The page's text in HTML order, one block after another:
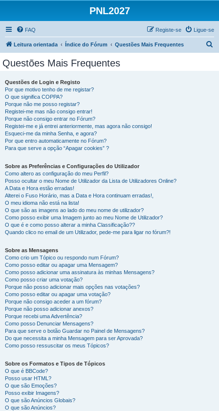
PNL2027
FAQ Ligue-se
Registe-se
Leitura orientada Índice do Fórum Questões Mais Frequentes
Questões Mais Frequentes
Questões de Login e Registo
Por que motivo tenho de me registar?
O que significa COPPA?
Porque não me posso registar?
Registei-me mas não consigo entrar!
Porque não consigo entrar no Fórum?
Registei-me e já entrei anteriormente, mas agora não consigo!
Esqueci-me da minha Senha, e agora?
Por que entro automaticamente no Fórum?
Para que serve a opção “Apagar cookies” ?
Sobre as Preferências e Configurações do Utilizador
Como altero as configuração do meu Perfil?
Posso ocultar o meu Nome de Utilizador da Lista de Utilizadores Online?
A Data e Hora estão erradas!
Alterei o Fuso Horário, mas a Data e Hora continuam erradas!,
O meu idioma não está na lista!
O que são as imagens ao lado do meu nome de utilizador?
Como posso exibir uma Imagem junto ao meu Nome de Utilizador?
O que é e como posso alterar a minha Classificação??
Quando clico no email de um Utilizador, pede-me para ligar no fórum?!
Sobre as Mensagens
Como crio um Tópico ou respondo num Fórum?
Como posso editar ou apagar uma Mensagem?
Como posso adicionar uma assinatura às minhas Mensagens?
Como posso criar uma votação?
Porque não posso adicionar mais opções nas votações?
Como posso editar ou apagar uma votação?
Porque não consigo aceder a um fórum?
Porque não posso adicionar anexos?
Porque recebi uma Advertência?
Como posso Denunciar Mensagens?
Para que serve o botão Guardar no Painel de Mensagens?
Do que necessita a minha Mensagem para ser Aprovada?
Como posso ressuscitar os meus Tópicos?
Sobre os Formatos e Tipos de Tópicos
O que é BBCode?
Posso usar HTML?
O que são Emoções?
Posso exibir Imagens?
O que são Anúncios Globais?
O que são Anúncios?